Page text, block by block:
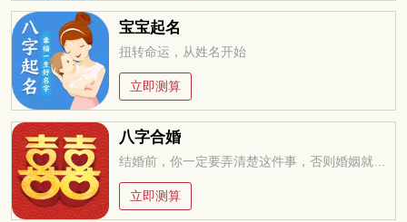
宝宝起名
扭转命运，从姓名开始
立即测算
八字合婚
结婚前，你一定要弄清楚这件事，否则婚姻就是你的坟墓
立即测算